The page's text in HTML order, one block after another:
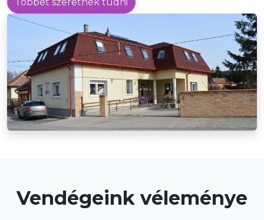
Többet szeretnék tudni
Vendégeink véleménye